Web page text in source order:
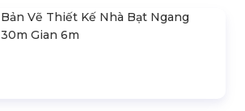
Bản Vẽ Thiết Kế Nhà Bạt Ngang
30m Gian 6m